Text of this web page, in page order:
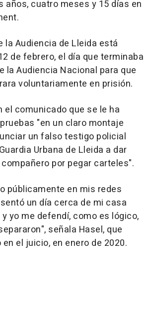
años, cuatro meses y 15 días en
la Audiencia de Lleida está
de febrero, el día que terminaba
la Audiencia Nacional para que
voluntariamente en prisión.
el comunicado que se le ha
"en un claro montaje
un falso testigo policial
Urbana de Lleida a dar
por pegar carteles".
públicamente en mis redes
un día cerca de mi casa
yo me defendí, como es lógico,
señala Hasel, que
el juicio, en enero de 2020.